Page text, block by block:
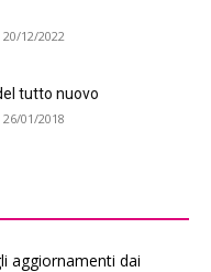
20/12/2022
tutto nuovo
26/01/2018
aggiornamenti dai